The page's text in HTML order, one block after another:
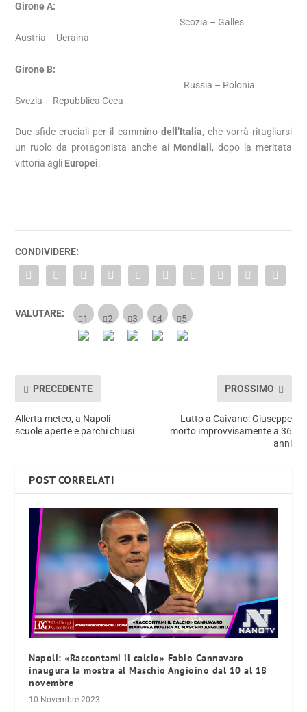
Girone A:
Scozia – Galles
Austria – Ucraina
Girone B:
Russia – Polonia
Svezia – Repubblica Ceca
Due sfide cruciali per il cammino dell’Italia, che vorrà ritagliarsi
un ruolo da protagonista anche ai Mondiali, dopo la meritata
vittoria agli Europei.
CONDIVIDERE:
VALUTARE:
PRECEDENTE
Allerta meteo, a Napoli
scuole aperte e parchi chiusi
PROSSIMO
Lutto a Caivano: Giuseppe
morto improvvisamente a 36
anni
POST CORRELATI
Napoli: «Raccontami il calcio» Fabio Cannavaro
inaugura la mostra al Maschio Angioino dal 10 al 18
novembre
10 Novembre 2023